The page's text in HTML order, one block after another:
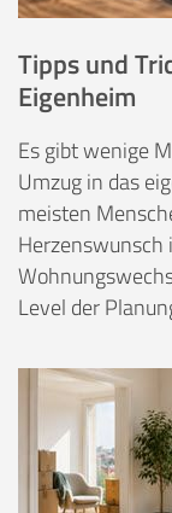
Tipps und
Eigenheim
Es gibt wenige
Umzug in das
meisten
Herzenswunsch
Level der